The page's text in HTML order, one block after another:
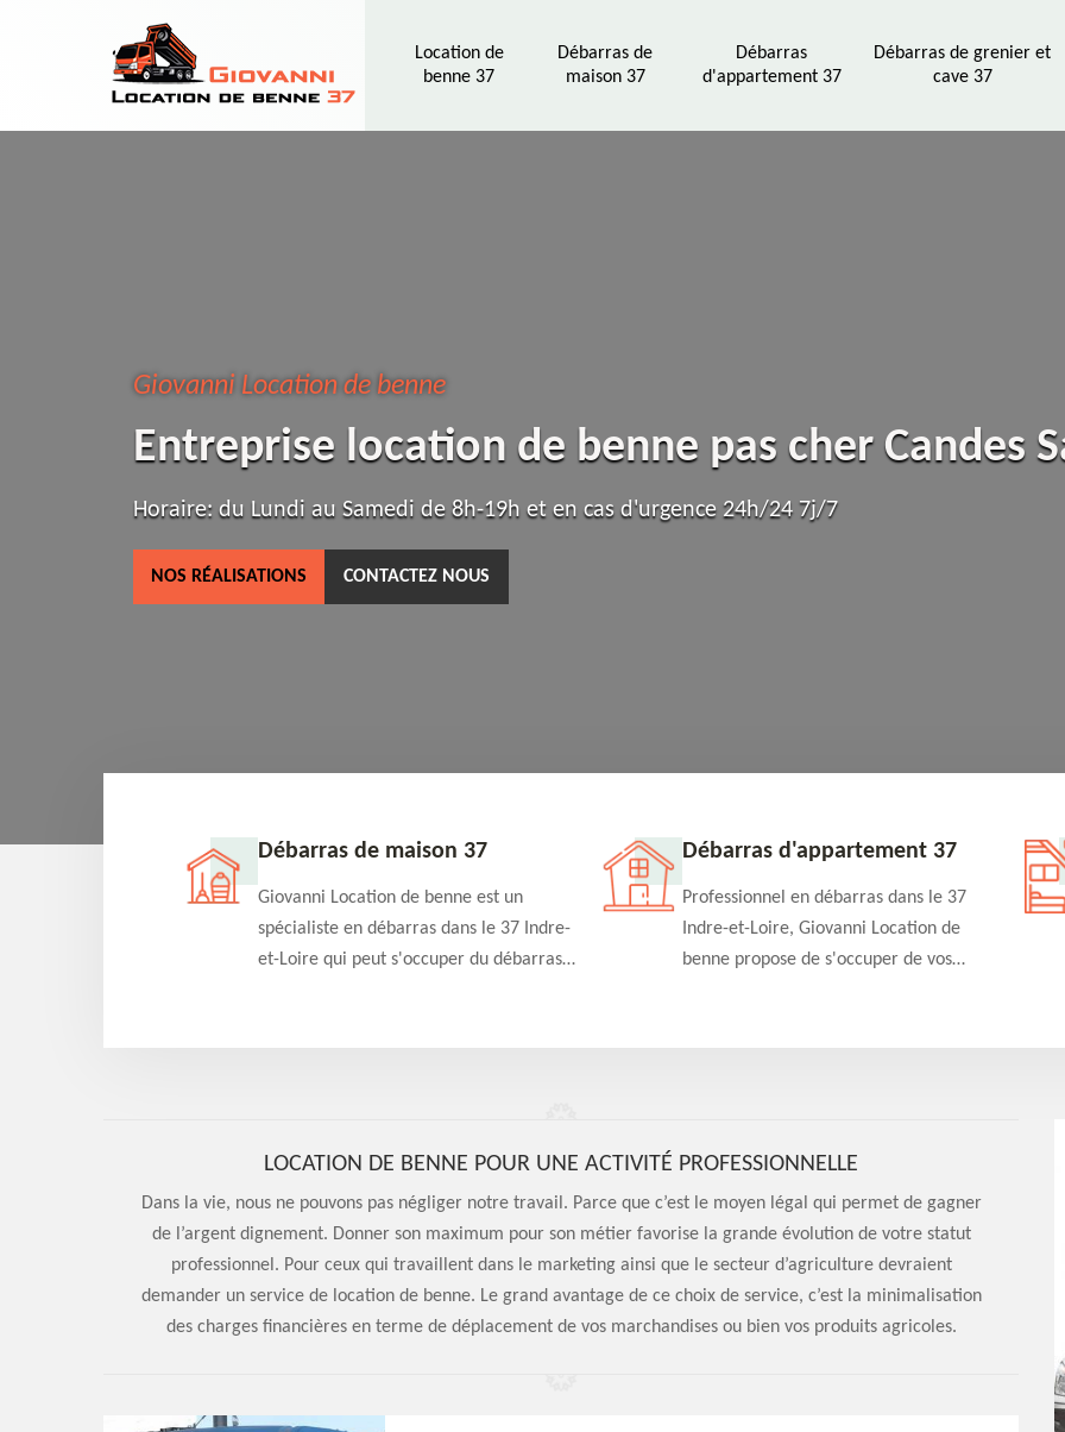
Location de
benne 37
Débarras de
maison 37
Débarras
d'appartement 37
Débarras de grenier et
cave 37
Giovanni Location de benne
Entreprise location de benne pas cher Candes
Horaire: du Lundi au Samedi de 8h-19h et en cas d'urgence 24h/24 7j/7
NOS RÉALISATIONS CONTACTEZ NOUS
37 Débarras de maison 37
Giovanni Location de benne est un
spécialiste en débarras dans le 37 Indre-
et-Loire qui peut s'occuper du débarras
et efficace
Débarras d'appartement 37
Professionnel en débarras dans le 37
Indre-et-Loire, Giovanni Location de
benne propose de s'occuper de vos
qualité en toute circonstance
LOCATION DE BENNE POUR UNE ACTIVITÉ PROFESSIONNELLE
Dans la vie, nous ne pouvons pas négliger notre travail. Parce que c’est le moyen légal qui permet de gagner
de l’argent dignement. Donner son maximum pour son métier favorise la grande évolution de votre statut
professionnel. Pour ceux qui travaillent dans le marketing ainsi que le secteur d’agriculture devraient
demander un service de location de benne. Le grand avantage de ce choix de service, c’est la minimalisation
des charges financières en terme de déplacement de vos marchandises ou bien vos produits agricoles.